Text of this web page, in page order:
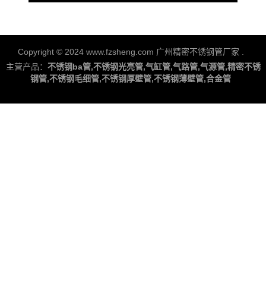
Copyright © 2024 www.fzsheng.com 广州精密不锈钢管厂家
主营产品： 不锈钢ba管,不锈钢光亮管,气缸管,气路管,气源管,精密不锈
钢管,不锈钢毛细管,不锈钢厚壁管,不锈钢薄壁管,合金管